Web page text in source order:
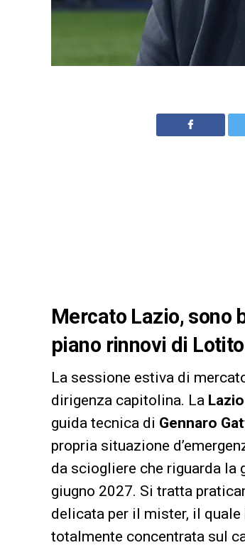
Mercato Lazio, sono
piano rinnovi di
La sessione estiva di
dirigenza capitolina. La Lazio
guida tecnica di Gennaro
propria situazione
da sciogliere che riguarda
giugno 2027. Si tratta
delicata per il mister, il
totalmente concentrata sul